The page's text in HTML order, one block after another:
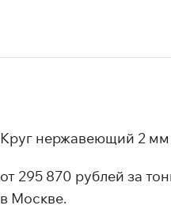
Круг нержавеющий 2 мм
от 295 870 рублей за
в Москве.